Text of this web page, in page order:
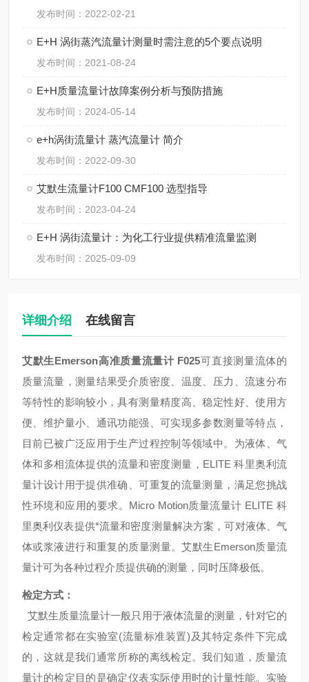
发布时间：2022-02-21
E+H 涡街蒸汽流量计测量时需注意的5个要点说明
发布时间：2021-08-24
E+H质量流量计故障案例分析与预防措施
发布时间：2024-05-14
e+h涡街流量计 蒸汽流量计 简介
发布时间：2022-09-30
艾默生流量计F100 CMF100 选型指导
发布时间：2023-04-24
E+H 涡街流量计：为化工行业提供精准流量监测
发布时间：2025-09-09
详细介绍 在线留言
艾默生Emerson高准质量流量计 F025可直接测量流体的
质量流量，测量结果受介质密度、温度、压力、流速分布
等特性的影响较小，具有测量精度高、稳定性好、使用方
便、维护量小、通讯功能强、可实现多参数测量等特点，
目前已被广泛应用于生产过程控制等领域中。 为液体、气
体和多相流体提供的流量和密度测量，ELITE 科里奥利流
量计设计用于提供准确、可重复的流量测量，满足您挑战
性环境和应用的要求。Micro Motion质量流量计 ELITE 科
里奥利仪表提供*流量和密度测量解决方案，可对液体、气
体或浆液进行和重复的质量测量。艾默生Emerson质量流
量计可为各种过程介质提供确的测量，同时压降极低。
检定方式：
艾默生质量流量计一般只用于液体流量的测量，针对它的
检定通常都在实验室(流量标准装置)及其特定条件下完成
的，这就是我们通常所称的离线检定。我们知道，质量流
量计的检定目的是确定仪表实际使用时的计量性能。实验